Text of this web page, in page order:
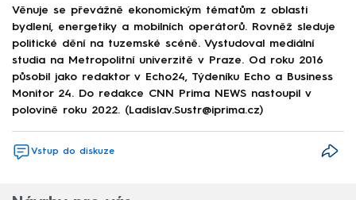
Věnuje se převážně ekonomickým tématům z oblasti
bydlení, energetiky a mobilních operátorů. Rovněž sleduje
politické dění na tuzemské scéně. Vystudoval mediální
studia na Metropolitní univerzitě v Praze. Od roku 2016
působil jako redaktor v Echo24, Týdeníku Echo a Business
Monitor 24. Do redakce CNN Prima NEWS nastoupil v
polovině roku 2022. (Ladislav.Sustr@iprima.cz)
Vstup do diskuze